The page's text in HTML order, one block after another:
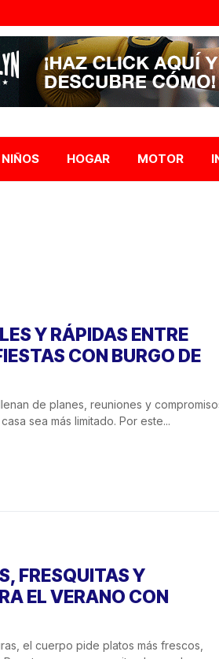
NIÑOS HOGAR MOTOR
Y RÁPIDAS ENTRE
CON BURGO DE
de planes, reuniones y
sea más limitado. Por este...
FRESQUITAS Y
EL VERANO CON
el cuerpo pide platos más frescos,